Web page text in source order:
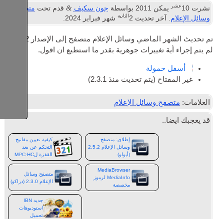
نشرت10عشر يمكن 2011 بواسطة جون سكيف & قدم تحت متصفح
وسائل الإعلام. آخر تحديث 2 الثانية شهر فبراير 2024 .
لم يتم إجراء أية تغييرات جوهرية بقدر ما استطيع ان اقول.
أسفل حمولة
غير المفتاح (يتم تحديث منذ 2.3.1)
العلامات: متصفح وسائل الإعلام
قد يعجبك ايضا..
كيفية تعيين مفاتيح
التحكم عن بعد
القفزة لMPC-HC
إطلاق: متصفح
وسائل الإعلام 2.5.2
(أبولو)
متصفح وسائل
الإعلام 2.3.0 (دراكو)
MediaBrowser
MediaInfo لرموز
مخصصة
جديد IBN
استوديوهات
تحميل